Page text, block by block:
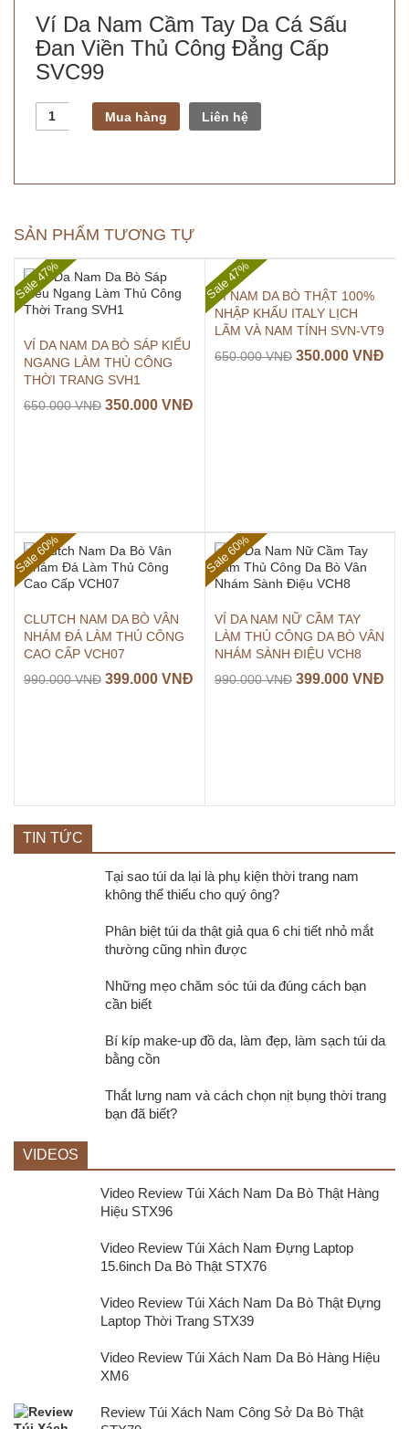
Ví Da Nam Cầm Tay Da Cá Sấu
Đan Viền Thủ Công Đẳng Cấp
SVC99
Số
Mua hàng Liên hệ
SẢN PHẨM TƯƠNG TỰ
Sale 47%
VÍ DA NAM DA BÒ SÁP KIỂU
NGANG LÀM THỦ CÔNG
THỜI TRANG SVH1
650.000VNĐ 350.000 VNĐ
Sale 47%
VÍ NAM DA BÒ THẬT 100%
NHẬP KHẨU ITALY LỊCH
LÃM VÀ NAM TÍNH SVN-VT9
650.000VNĐ 350.000 VNĐ
Sale 60%
CLUTCH NAM DA BÒ VÂN
NHÁM ĐÁ LÀM THỦ CÔNG
CAO CẤP VCH07
990.000VNĐ 399.000 VNĐ
Sale 60%
VÍ DA NAM NỮ CẦM TAY
LÀM THỦ CÔNG DA BÒ VÂN
NHÁM SÀNH ĐIỆU VCH8
990.000VNĐ 399.000 VNĐ
TIN TỨC
Tại sao túi da lại là phụ kiện thời trang nam
không thể thiếu cho quý ông?
Phân biệt túi da thật giả qua 6 chi tiết nhỏ mắt
thường cũng nhìn được
Những mẹo chăm sóc túi da đúng cách bạn
cần biết
Bí kíp make-up đồ da, làm đẹp, làm sạch túi da
bằng cồn
Thắt lưng nam và cách chọn nịt bụng thời trang
bạn đã biết?
VIDEOS
Video Review Túi Xách Nam Da Bò Thật Hàng
Hiệu STX96
Video Review Túi Xách Nam Đựng Laptop
15.6inch Da Bò Thật STX76
Video Review Túi Xách Nam Da Bò Thật Đựng
Laptop Thời Trang STX39
Video Review Túi Xách Nam Da Bò Hàng Hiệu
XM6
Review Túi Xách Nam Công Sở Da Bò Thật